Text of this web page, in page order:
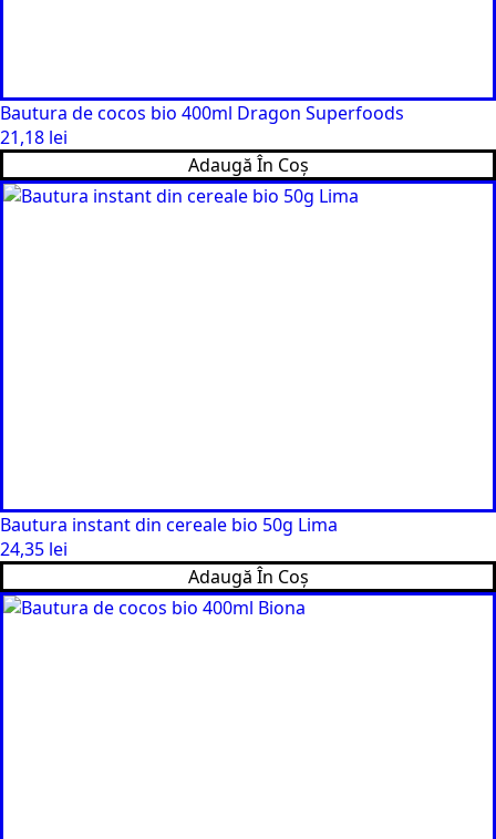
Bautura de cocos bio 400ml Dragon Superfoods
21,18 lei
Adaugă În Coș
Bautura instant din cereale bio 50g Lima
24,35 lei
Adaugă În Coș